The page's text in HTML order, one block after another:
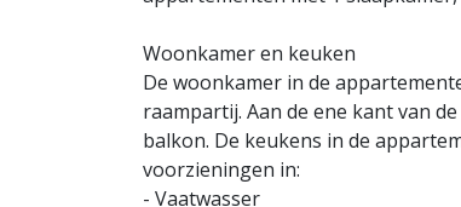
Woonkamer en keuken
De woonkamer in de
raampartij. Aan de ene kant van
balkon. De keukens in de
voorzieningen in:
- Vaatwasser